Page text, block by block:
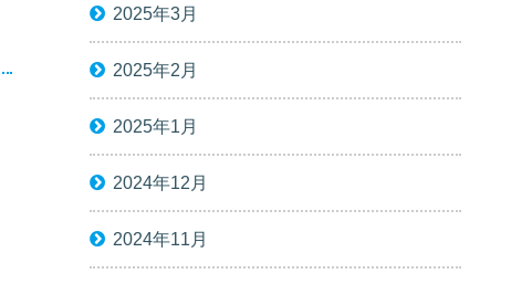
2025年3月
2025年2月
2025年1月
2024年12月
2024年11月